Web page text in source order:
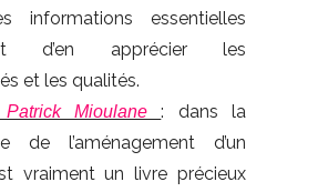
informations essentielles
d’en apprécier les
et les qualités.
Patrick Mioulane: dans la
de l’aménagement d’un
vraiment un livre précieux